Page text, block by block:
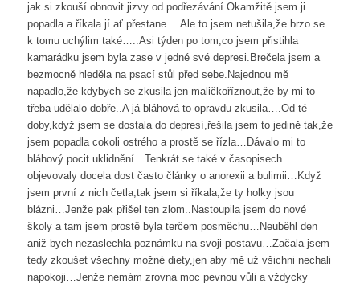
jak si zkouší obnovit jizvy od podřezávání.Okamžitě jsem ji
popadla a říkala jí ať přestane….Ale to jsem netušila,že brzo se
k tomu uchýlim také…..Asi týden po tom,co jsem přistihla
kamarádku jsem byla zase v jedné své depresi.Brečela jsem a
bezmocně hleděla na psací stůl před sebe.Najednou mě
napadlo,že kdybych se zkusila jen maličkoříznout,že by mi to
třeba udělalo dobře..A já bláhová to opravdu zkusila….Od té
doby,když jsem se dostala do depresí,řešila jsem to jedině tak,že
jsem popadla cokoli ostrého a prostě se řízla…Dávalo mi to
bláhový pocit uklidnění…Tenkrát se také v časopisech
objevovaly docela dost často články o anorexii a bulimii…Když
jsem první z nich četla,tak jsem si říkala,že ty holky jsou
blázni…Jenže pak přišel ten zlom..Nastoupila jsem do nové
školy a tam jsem prostě byla terčem posměchu…Neuběhl den
aniž bych nezaslechla poznámku na svoji postavu…Začala jsem
tedy zkoušet všechny možné diety,jen aby mě už všichni nechali
napokoji…Jenže nemám zrovna moc pevnou vůli a vždycky